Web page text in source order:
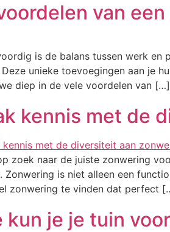
van
is de balans tussen werk
Deze unieke toevoegingen aan je
diep in de vele voordelen van […]
kennis met de
zoek naar de juiste zonwering
Zonwering is niet alleen een
zonwering te vinden dat perfect
kun je je tuin